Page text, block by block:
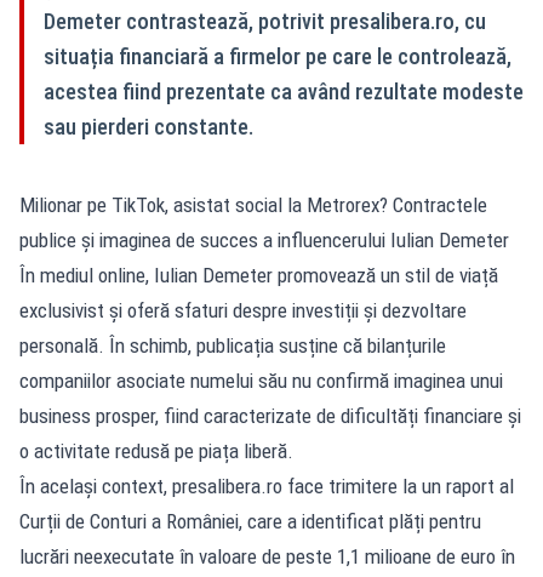
Demeter contrastează, potrivit presalibera.ro, cu
situația financiară a firmelor pe care le controlează,
acestea fiind prezentate ca având rezultate modeste
sau pierderi constante.
Milionar pe TikTok, asistat social la Metrorex? Contractele
publice și imaginea de succes a influencerului Iulian Demeter
În mediul online, Iulian Demeter promovează un stil de viață
exclusivist și oferă sfaturi despre investiții și dezvoltare
personală. În schimb, publicația susține că bilanțurile
companiilor asociate numelui său nu confirmă imaginea unui
business prosper, fiind caracterizate de dificultăți financiare și
o activitate redusă pe piața liberă.
În același context, presalibera.ro face trimitere la un raport al
Curții de Conturi a României, care a identificat plăți pentru
lucrări neexecutate în valoare de peste 1,1 milioane de euro în